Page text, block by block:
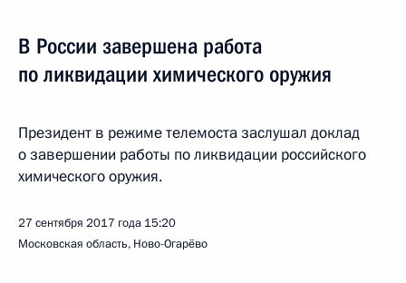
В России завершена работа
по ликвидации химического оружия
Президент в режиме телемоста заслушал доклад
о завершении работы по ликвидации российского
химического оружия.
27 сентября 2017 года 15:20
Московская область, Ново-Огарёво